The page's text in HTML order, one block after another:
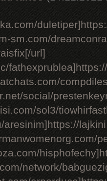
sm.com/
url]
social/
sol3/
aresinim]https://
network/